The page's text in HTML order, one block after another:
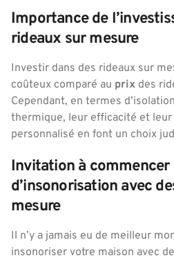
Importance de
rideaux sur mesure
Investir dans des rideaux sur
coûteux comparé au prix des
Cependant, en termes
thermique, leur efficacité et leur
personnalisé en font un choix
Invitation à commencer
d’insonorisation avec
mesure
Il n’y a jamais eu de meilleur
insonoriser votre maison avec